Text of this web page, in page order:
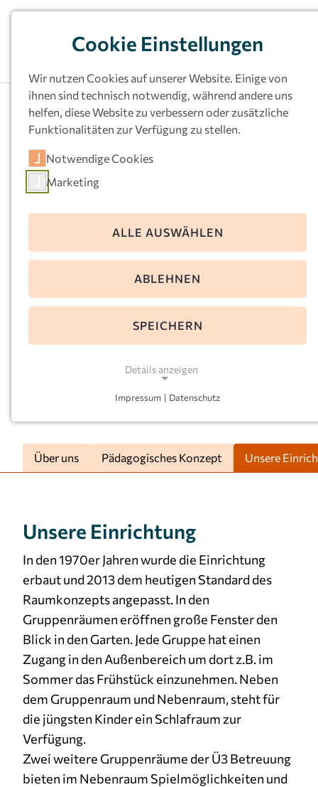
Kath.
Familienzentrum St.
Joseph, Herne
44651 Herne
02325-77969
E-Mail:joseph-wanne@kkoerg.de
Katharina Dümenil-Rose
Über uns Pädagogisches Konzept Unsere
Unsere Einrichtung
In den 1970er Jahren wurde die Einrichtung
erbaut und 2013 dem heutigen Standard des
Raumkonzepts angepasst. In den
Gruppenräumen eröffnen große Fenster den
Blick in den Garten. Jede Gruppe hat einen
Zugang in den Außenbereich um dort z.B. im
Sommer das Frühstück einzunehmen. Neben
dem Gruppenraum und Nebenraum, steht für
die jüngsten Kinder ein Schlafraum zur
Verfügung.
Zwei weitere Gruppenräume der Ü3 Betreuung
bieten im Nebenraum Spielmöglichkeiten und
Cookie Einstellungen
Wir nutzen Cookies auf unserer Website. Einige von
ihnen sind technisch notwendig, während andere uns
helfen, diese Website zu verbessern oder zusätzliche
Funktionalitäten zur Verfügung zu stellen.
Notwendige Cookies
Marketing
ALLE AUSWÄHLEN
ABLEHNEN
SPEICHERN
Details anzeigen
Funktionen und sind für die einwandfreie Funktion
der Website erforderlich.
Name:
Dieser Cookie speichert die ausgewählten
Einverständnis-Optionen des Benutzers
Cookie Laufzeit:
1 Jahr
MARKETING
Marketing Cookies werden von Drittanbietern
verwendet, um personalisierte Werbung
anzuzeigen. Sie tun dies, indem sie Besucher über
Websites hinweg verfolgen.
Impressum | Datenschutz